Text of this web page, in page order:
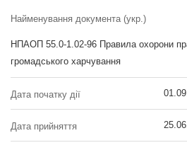
Найменування документа (укр.)
НПАОП 55.0-1.02-96 Правила охорони
громадського харчування
Дата початку дії
Дата прийняття